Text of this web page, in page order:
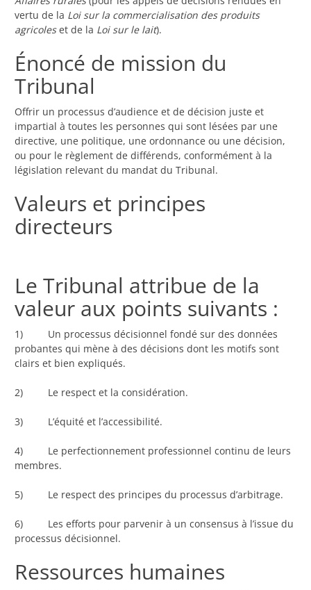
vertu de la Loi sur la commercialisation des produits
agricoleset de la Loi sur le lait).
Énoncé de mission du
Tribunal
Offrir un processus d’audience et de décision juste et
impartial à toutes les personnes qui sont lésées par une
directive, une politique, une ordonnance ou une décision,
ou pour le règlement de différends, conformément à la
législation relevant du mandat du Tribunal.
Valeurs et principes
directeurs
Le Tribunal attribue de la
valeur aux points suivants :
1) Un processus décisionnel fondé sur des données
probantes qui mène à des décisions dont les motifs sont
clairs et bien expliqués.
2) Le respect et la considération.
3) L’équité et l’accessibilité.
4) Le perfectionnement professionnel continu de leurs
membres.
5) Le respect des principes du processus d’arbitrage.
6) Les efforts pour parvenir à un consensus à l’issue du
processus décisionnel.
Ressources humaines